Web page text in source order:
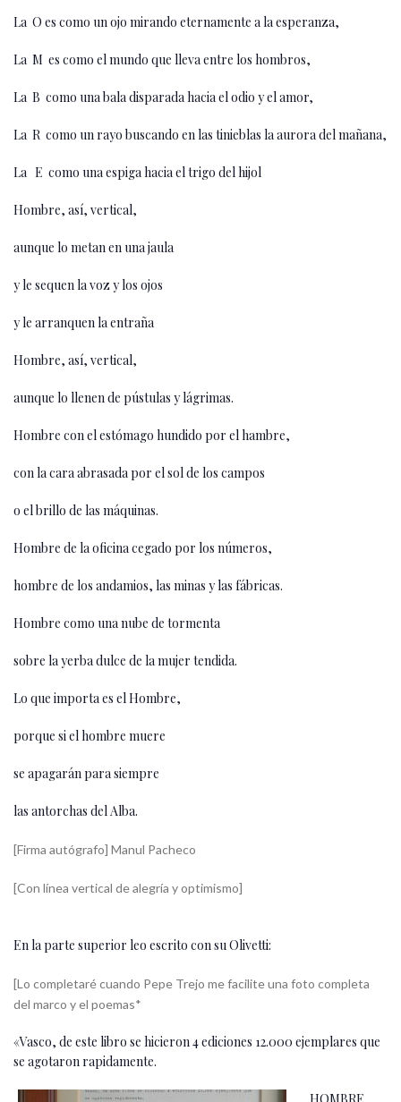
La O es como un ojo mirando eternamente a la esperanza,
La M es como el mundo que lleva entre los hombros,
La B como una bala disparada hacia el odio y el amor,
La R como un rayo buscando en las tinieblas la aurora del mañana,
La E como una espiga hacia el trigo del hijol
Hombre, así, vertical,
aunque lo metan en una jaula
y le sequen la voz y los ojos
y le arranquen la entraña
Hombre, así, vertical,
aunque lo llenen de pústulas y lágrimas.
Hombre con el estómago hundido por el hambre,
con la cara abrasada por el sol de los campos
o el brillo de las máquinas.
Hombre de la oficina cegado por los números,
hombre de los andamios, las minas y las fábricas.
Hombre como una nube de tormenta
sobre la yerba dulce de la mujer tendida.
Lo que importa es el Hombre,
porque si el hombre muere
se apagarán para siempre
las antorchas del Alba.
[Firma autógrafo] Manul Pacheco
[Con línea vertical de alegría y optimismo]
En la parte superior leo escrito con su Olivetti:
[Lo completaré cuando Pepe Trejo me facilite una foto completa
del marco y el poemas*
«Vasco, de este libro se hicieron 4 ediciones 12.000 ejemplares que
se agotaron rapidamente.
HOMBRE